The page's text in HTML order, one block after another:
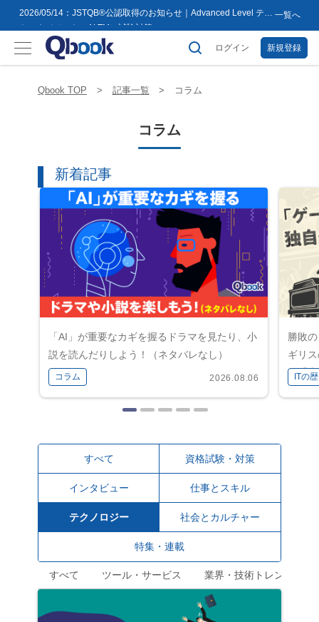
8月16日(日)まで
2026/05/14：JSTQB®公認取得のお知らせ｜Advanced Level テス
トマネジメント（ALTM）試験対策...
2026/03/02：バルテス・ホールディングス グループ内事業再編
に伴うサービス提供会社変更のお知らせ
2026/02/09：【重要】「テス友」システムメンテナンスのお知ら
せ
「テストマネージャー」を公開
2026/01/06：【2026年度】テーマ別セミナー 年間開催スケジュー
2025/08/08：【重要】「テス友」システムメンテナンスのお知ら
2025/02/25：【重要】ログインパスワード再設定のお願い
2025/02/19：【重要】システム変更に伴うメンテナンス作業のお
2026/07/27：【夏季休業のお知らせ】2026年8月8日(土)～2026年
8月16日(日)まで
一覧へ
ログイン 新規登録
Qbook TOP 記事一覧 コラム
コラム
新着記事
「AI」が重要なカギを握るドラマを見たり、小
説を読んだりしよう！（ネタバレなし）
コラム 2026.08.06
勝敗
ギリ
く「
ITの
すべて 資格試験・対策
インタビュー 仕事とスキル
テクノロジー 社会とカルチャー
特集・連載
すべて ツール・サービス 業界・技術トレンド